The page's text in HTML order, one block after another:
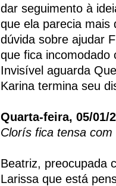
dar seguimento à
que ela parecia mais
dúvida sobre ajudar
que fica incomodado
Invisível aguarda
Karina termina seu
Quarta-feira, 05/01/
Clorís fica tensa
Beatriz, preocupada
Larissa que está